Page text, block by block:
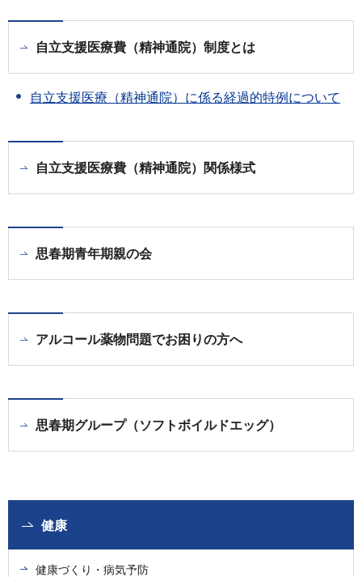
自立支援医療費（精神通院）制度とは
自立支援医療（精神通院）に係る経過的特例について
自立支援医療費（精神通院）関係様式
思春期青年期親の会
アルコール薬物問題でお困りの方へ
思春期グループ（ソフトボイルドエッグ）
健康
健康づくり・病気予防